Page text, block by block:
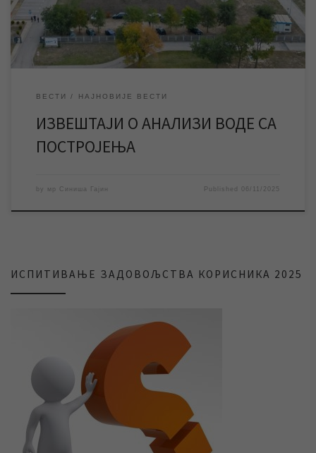
пречишћавање воде у континуитету […]
ВЕСТИ НАЈНОВИЈЕ ВЕСТИ
ИЗВЕШТАЈИ О АНАЛИЗИ ВОДЕ СА
ПОСТРОЈЕЊА
by мр Синиша Гајин Published 06/11/2025
ИСПИТИВАЊЕ ЗАДОВОЉСТВА КОРИСНИКА 2025